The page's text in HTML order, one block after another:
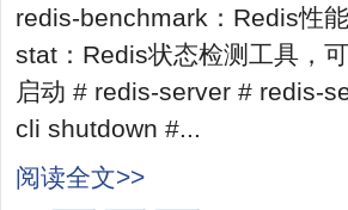
redis-benchmark：Redis性
stat：Redis状态检测工具，
启动 # redis-server # redis-
cli shutdown #...
阅读全文>>